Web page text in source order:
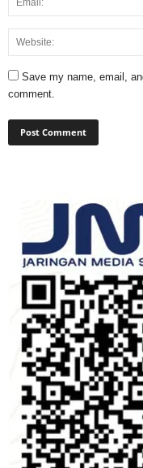
Save my name, email,
comment.